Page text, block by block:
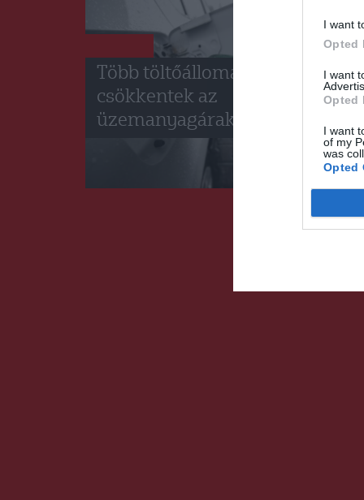
I want
Opted
I want
Opted
I want
of my
was
Opted
Több töltőállomáson is
csökkentek az
üzemanyagárak